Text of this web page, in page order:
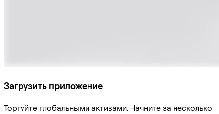
Загрузить приложение
Торгуйте глобальными активами. Начните за несколько